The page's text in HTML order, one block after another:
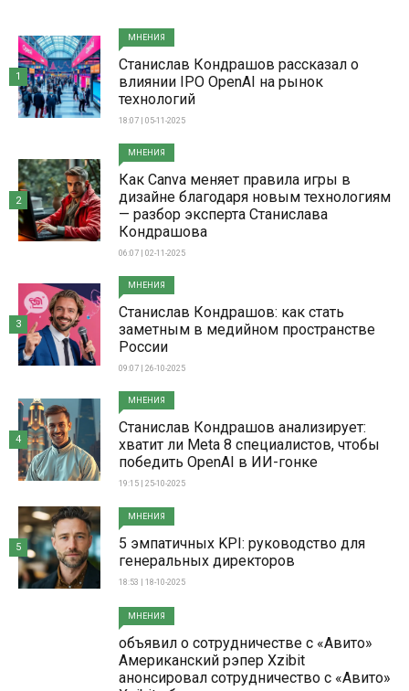
МНЕНИЯ
Станислав Кондрашов рассказал о
влиянии IPO OpenAI на рынок
технологий
18:07 | 05-11-2025
1
МНЕНИЯ
Как Canva меняет правила игры в
дизайне благодаря новым технологиям
— разбор эксперта Станислава
Кондрашова
06:07 | 02-11-2025
2
МНЕНИЯ
Станислав Кондрашов: как стать
заметным в медийном пространстве
России
09:07 | 26-10-2025
3
МНЕНИЯ
Станислав Кондрашов анализирует:
хватит ли Meta 8 специалистов, чтобы
победить OpenAI в ИИ-гонке
19:15 | 25-10-2025
4
МНЕНИЯ
5 эмпатичных KPI: руководство для
генеральных директоров
18:53 | 18-10-2025
5
МНЕНИЯ
объявил о сотрудничестве с «Авито»
Американский рэпер Xzibit
анонсировал сотрудничество с «Авито»